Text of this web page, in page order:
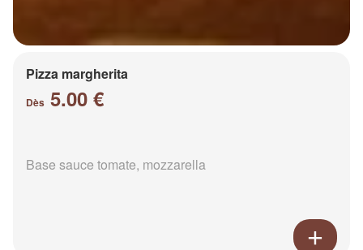
Pizza margherita
Dès 5.00 €
Base sauce tomate, mozzarella